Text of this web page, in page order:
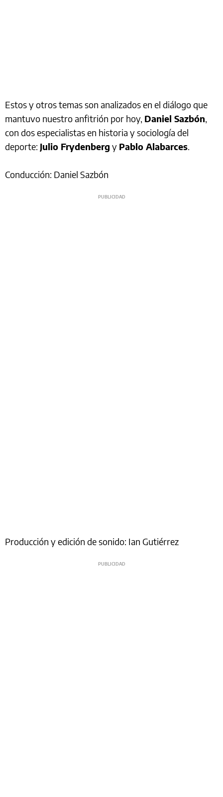
Estos y otros temas son analizados en el diálogo que
mantuvo nuestro anfitrión por hoy, Daniel Sazbón,
con dos especialistas en historia y sociología del
deporte: Julio Frydenberg y Pablo Alabarces.
Conducción: Daniel Sazbón
Producción y edición de sonido: Ian Gutiérrez